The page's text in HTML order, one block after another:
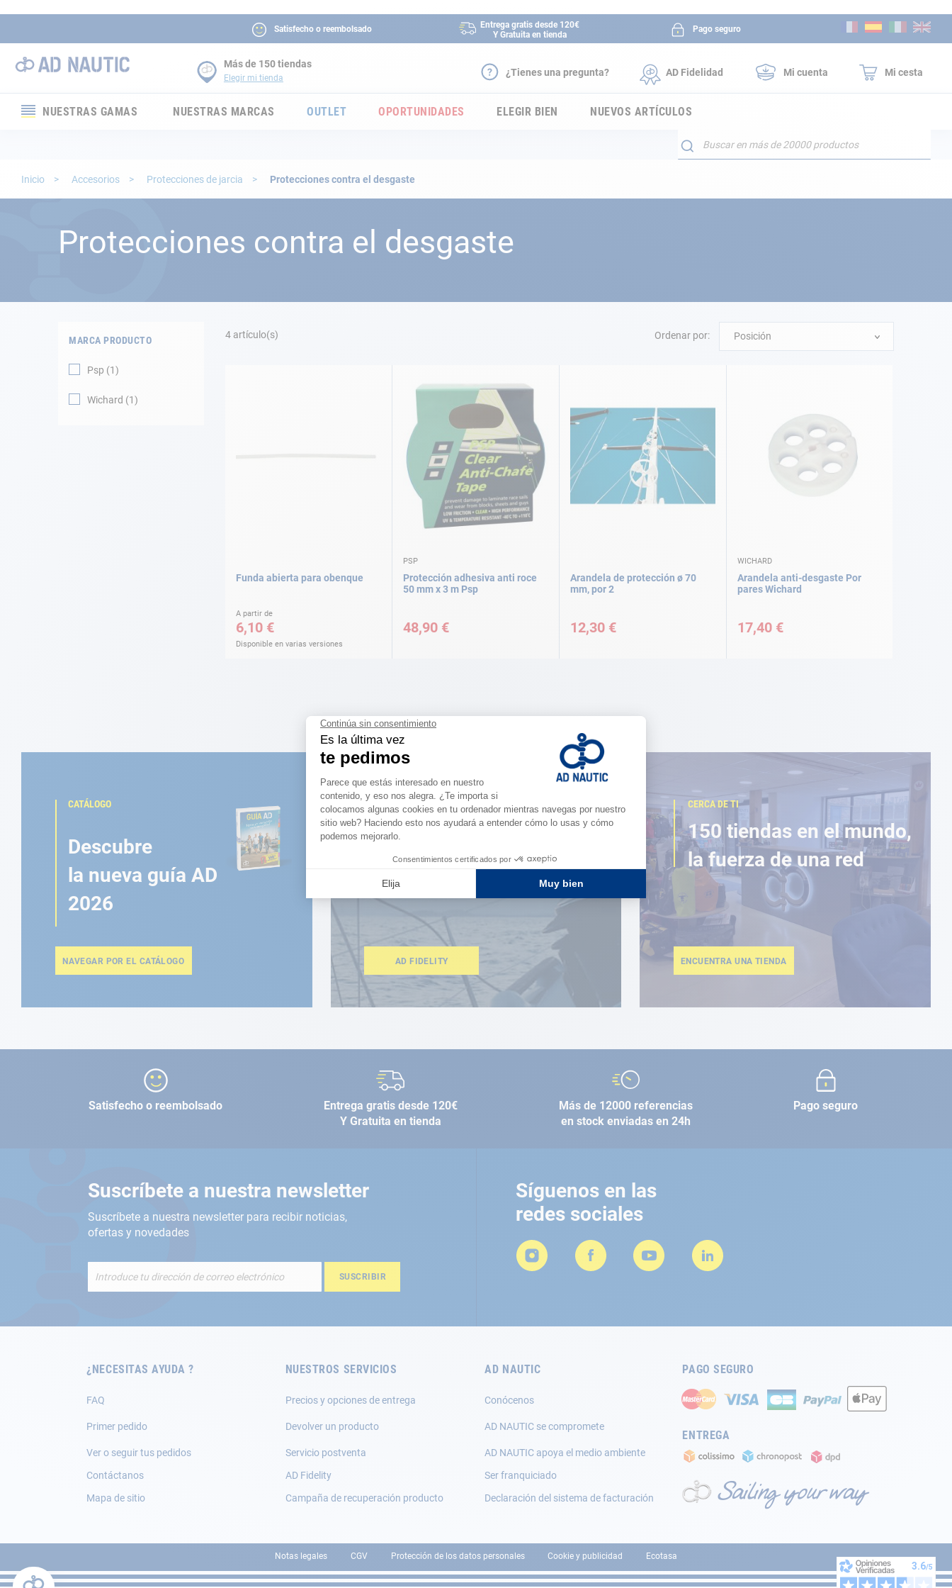
Satisfecho o reembolsado
Entrega gratis desde 120€
Y Gratuita en tienda
Pago seguro
Más de 150 tiendas
Elegir mi tienda ¿Tienes una pregunta? AD Fidelidad Mi cuenta Mi cesta
NUESTRAS GAMAS
Electricidad
Seguridad
NUESTRAS MARCAS OUTLET OPORTUNIDADES ELEGIR BIEN NUEVOS ARTÍCULOS
Buscar
Inicio Accesorios Protecciones de jarcia Protecciones contra el desgaste
Protecciones contra el desgaste
4 artículo(s) Ordenar por: Posición
Funda abierta para obenque
A partir de
6,10 €
Disponible en varias versiones
PSP
Protección adhesiva anti roce
50 mm x 3 m Psp
48,90 €
Arandela de protección ø 70
mm, por 2
12,30 €
WICHARD
Arandela anti-desgaste Por
pares Wichard
17,40 €
MARCA PRODUCTO
Psp 1
Wichard 1
CATÁLOGO
Descubre
la nueva guía AD
2026
NAVEGAR POR EL CATÁLOGO
ESPACIO FIDELIDAD
¿Eres apasionado?
Benefíciate de ventajas
exclusivas
AD FIDELITY
CERCA DE TI
150 tiendas en el mundo,
la fuerza de una red
ENCUENTRA UNA TIENDA
Satisfecho o reembolsado
Entrega gratis desde 120€
Y Gratuita en tienda
Más de 12000 referencias
en stock enviadas en 24h
Pago seguro
Suscríbete a nuestra newsletter
Suscríbete a nuestra newsletter para recibir noticias,
ofertas y novedades
de
SUSCRIBIR
Síguenos en las
redes sociales
¿NECESITAS AYUDA ?
FAQ
Primer pedido
Ver o seguir tus pedidos
Contáctanos
Mapa de sitio
NUESTROS SERVICIOS
Precios y opciones de entrega
Devolver un producto
Servicio postventa
AD Fidelity
Campaña de recuperación producto
AD NAUTIC
Conócenos
AD NAUTIC se compromete
AD NAUTIC apoya el medio ambiente
Ser franquiciado
Declaración del sistema de facturación
PAGO SEGURO
ENTREGA
Notas legales CGV Protección de los datos personales Cookie y publicidad Ecotasa